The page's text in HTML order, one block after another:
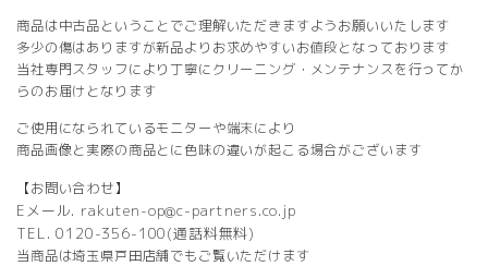
商品は中古品ということでご理解いただきますようお願いいたします
多少の傷はありますが新品よりお求めやすいお値段となっております
当社専門スタッフにより丁寧にクリーニング・メンテナンスを行ってか
らのお届けとなります
ご使用になられているモニターや端末により
商品画像と実際の商品とに色味の違いが起こる場合がございます
【お問い合わせ】
Eメール. rakuten-op@c-partners.co.jp
TEL. 0120-356-100(通話料無料)
当商品は埼玉県戸田店舗でもご覧いただけます